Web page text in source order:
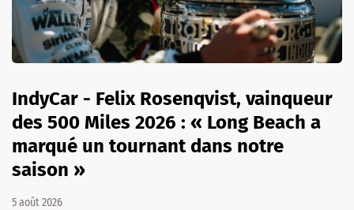
IndyCar - Felix Rosenqvist, vainqueur
des 500 Miles 2026 : « Long Beach a
marqué un tournant dans notre
saison »
5 août 2026